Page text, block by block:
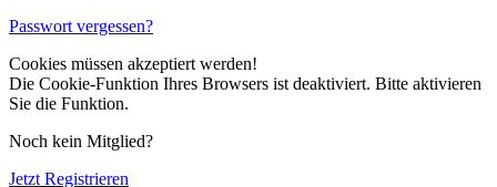
Passwort vergessen?
Cookies müssen akzeptiert werden!
Die Cookie-Funktion Ihres Browsers ist deaktiviert. Bitte aktivieren
Sie die Funktion.
Noch kein Mitglied?
Jetzt Registrieren